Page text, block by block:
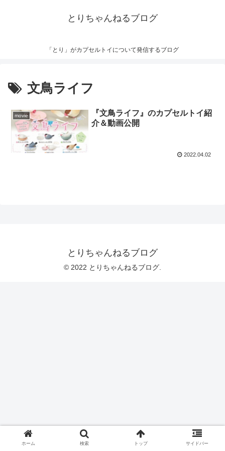
とりちゃんねるブログ
「とり」がカプセルトイについて発信するブログ
文鳥ライフ
movie
『文鳥ライフ』のカプセルトイ紹
介＆動画公開
2022.04.02
とりちゃんねるブログ
© 2022 とりちゃんねるブログ.
ホーム 検索 トップ サイドバー